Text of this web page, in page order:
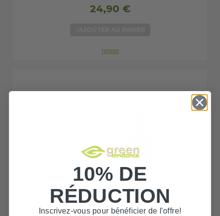
24,90 €
    
10% DE
RÉDUCTION
Inscrivez-vous pour bénéficier de l’offre!